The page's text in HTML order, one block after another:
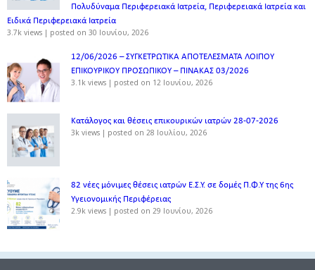
Πολυδύναμα Περιφερειακά Ιατρεία, Περιφερειακά Ιατρεία και
Ειδικά Περιφερειακά Ιατρεία
3.7k views | posted on 30 Ιουνίου, 2026
12/06/2026 – ΣΥΓΚΕΤΡΩΤΙΚΑ ΑΠΟΤΕΛΕΣΜΑΤΑ ΛΟΙΠΟΥ
ΕΠΙΚΟΥΡΙΚΟΥ ΠΡΟΣΩΠΙΚΟΥ – ΠΙΝΑΚΑΣ 03/2026
3.1k views | posted on 12 Ιουνίου, 2026
Κατάλογος και θέσεις επικουρικών ιατρών 28-07-2026
3k views | posted on 28 Ιουλίου, 2026
82 νέες μόνιμες θέσεις ιατρών Ε.Σ.Υ. σε δομές Π.Φ.Υ της 6ης
Υγειονομικής Περιφέρειας
2.9k views | posted on 29 Ιουνίου, 2026